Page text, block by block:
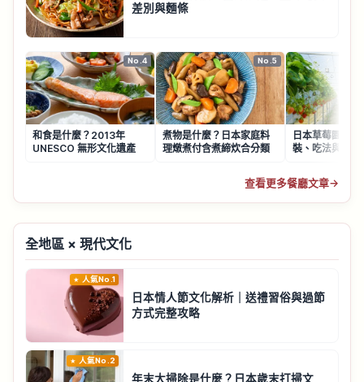
差別與麵條
No.4
和食是什麼？2013年
UNESCO 無形文化遺產
No.5
煮物是什麼？日本家庭料
理燉煮付含煮締炊合分類
日本草莓園採
裝、吃法與農園
查看更多餐廳文章→
全地區 × 現代文化
人氣No.1
日本情人節文化解析｜送禮習俗與過節
方式完整攻略
人氣No.2
年末大掃除是什麼？日本歲末打掃文